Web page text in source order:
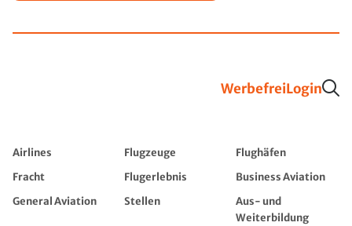
WerbefreiLogin
Airlines Flugzeuge
Flughäfen
Fracht
Flugerlebnis
Business Aviation
General Aviation
Stellen
Aus- und
Weiterbildung